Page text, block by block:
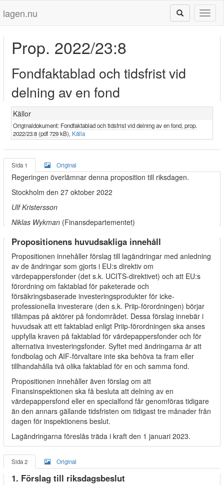
lagen.nu
Prop. 2022/23:8
Fondfaktablad och tidsfrist vid
delning av en fond
Källor
Originaldokument: Fondfaktablad och tidsfrist vid delning av en fond, prop.
2022/23:8 (pdf 729 kB), Källa
Sida 1 Original
Regeringen överlämnar denna proposition till riksdagen.
Stockholm den 27 oktober 2022
Ulf Kristersson
Niklas Wykman (Finansdepartementet)
Propositionens huvudsakliga innehåll
Propositionen innehåller förslag till lagändringar med anledning
av de ändringar som gjorts i EU:s direktiv om
värdepappersfonder (det s.k. UCITS-direktivet) och att EU:s
förordning om faktablad för paketerade och
försäkringsbaserade investeringsprodukter för icke-
professionella investerare (den s.k. Priip-förordningen) börjar
tillämpas på aktörer på fondområdet. Dessa förslag innebär i
huvudsak att ett faktablad enligt Priip-förordningen ska anses
uppfylla kraven på faktablad för värdepappersfonder och för
alternativa investeringsfonder. Syftet med ändringarna är att
fondbolag och AIF-förvaltare inte ska behöva ta fram eller
tillhandahålla två olika faktablad för en och samma fond.
Propositionen innehåller även förslag om att
Finansinspektionen ska få besluta att delning av en
värdepappersfond eller en specialfond får genomföras tidigare
än den annars gällande tidsfristen om tidigast tre månader från
dagen för inspektionens beslut.
Lagändringarna föreslås träda i kraft den 1 januari 2023.
Sida 2 Original
1. Förslag till riksdagsbeslut